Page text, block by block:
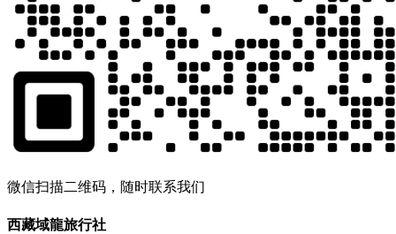
微信扫描二维码，随时联系我们
西藏域龍旅行社